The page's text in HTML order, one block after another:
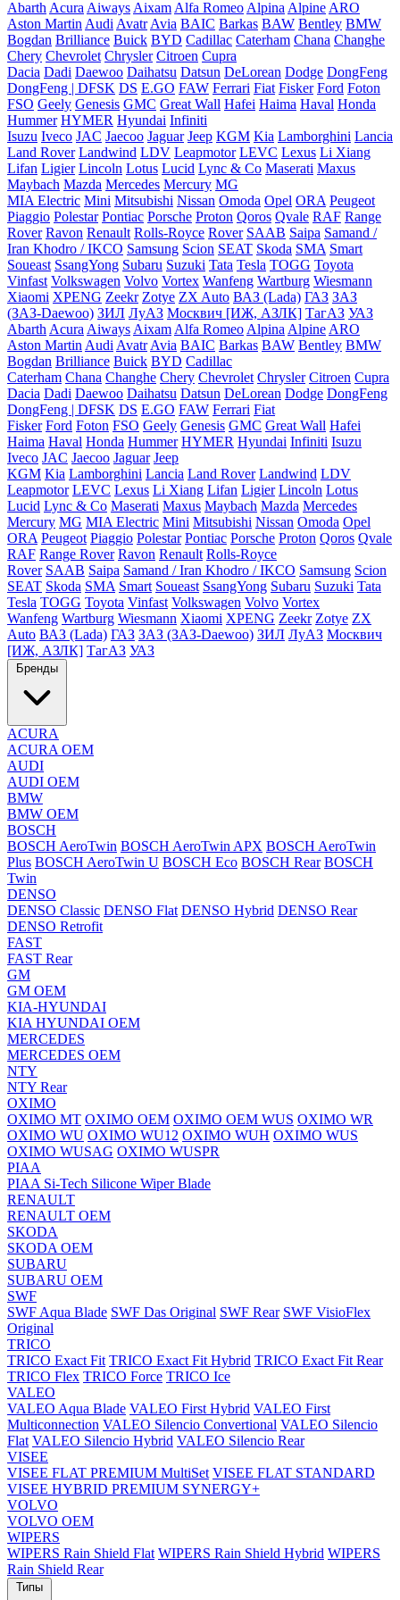
Abarth Acura Aiways Aixam Alfa Romeo Alpina Alpine ARO
Aston Martin Audi Avatr Avia BAIC Barkas BAW Bentley BMW
Bogdan Brilliance Buick BYD Cadillac Caterham Chana Changhe
Chery Chevrolet Chrysler Citroen Cupra
Dacia Dadi Daewoo Daihatsu Datsun DeLorean Dodge DongFeng
DongFeng | DFSK DS E.GO FAW Ferrari Fiat Fisker Ford Foton
FSO Geely Genesis GMC Great Wall Hafei Haima Haval Honda
Hummer HYMER Hyundai Infiniti
Isuzu Iveco JAC Jaecoo Jaguar Jeep KGM Kia Lamborghini Lancia
Land Rover Landwind LDV Leapmotor LEVC Lexus Li Xiang
Lifan Ligier Lincoln Lotus Lucid Lync & Co Maserati Maxus
Maybach Mazda Mercedes Mercury MG
MIA Electric Mini Mitsubishi Nissan Omoda Opel ORA Peugeot
Piaggio Polestar Pontiac Porsche Proton Qoros Qvale RAF Range
Rover Ravon Renault Rolls-Royce Rover SAAB Saipa Samand /
Iran Khodro / IKCO Samsung Scion SEAT Skoda SMA Smart
Soueast SsangYong Subaru Suzuki Tata Tesla TOGG Toyota
Vinfast Volkswagen Volvo Vortex Wanfeng Wartburg Wiesmann
Xiaomi XPENG Zeekr Zotye ZX Auto ВАЗ (Lada) ГАЗ ЗАЗ
(ЗАЗ-Daewoo) ЗИЛ ЛуАЗ Москвич [ИЖ, АЗЛК] ТагАЗ УАЗ
Abarth Acura Aiways Aixam Alfa Romeo Alpina Alpine ARO
Aston Martin Audi Avatr Avia BAIC Barkas BAW Bentley BMW
Bogdan Brilliance Buick BYD Cadillac
Caterham Chana Changhe Chery Chevrolet Chrysler Citroen Cupra
Dacia Dadi Daewoo Daihatsu Datsun DeLorean Dodge DongFeng
DongFeng | DFSK DS E.GO FAW Ferrari Fiat
Fisker Ford Foton FSO Geely Genesis GMC Great Wall Hafei
Haima Haval Honda Hummer HYMER Hyundai Infiniti Isuzu
Iveco JAC Jaecoo Jaguar Jeep
KGM Kia Lamborghini Lancia Land Rover Landwind LDV
Leapmotor LEVC Lexus Li Xiang Lifan Ligier Lincoln Lotus
Lucid Lync & Co Maserati Maxus Maybach Mazda Mercedes
Mercury MG MIA Electric Mini Mitsubishi Nissan Omoda Opel
ORA Peugeot Piaggio Polestar Pontiac Porsche Proton Qoros Qvale
RAF Range Rover Ravon Renault Rolls-Royce
Rover SAAB Saipa Samand / Iran Khodro / IKCO Samsung Scion
SEAT Skoda SMA Smart Soueast SsangYong Subaru Suzuki Tata
Tesla TOGG Toyota Vinfast Volkswagen Volvo Vortex
Wanfeng Wartburg Wiesmann Xiaomi XPENG Zeekr Zotye ZX
Auto ВАЗ (Lada) ГАЗ ЗАЗ (ЗАЗ-Daewoo) ЗИЛ ЛуАЗ Москвич
[ИЖ, АЗЛК] ТагАЗ УАЗ
Бренды
ACURA
ACURA OEM
AUDI
AUDI OEM
BMW
BMW OEM
BOSCH
BOSCH AeroTwin BOSCH AeroTwin APX BOSCH AeroTwin
Plus BOSCH AeroTwin U BOSCH Eco BOSCH Rear BOSCH
Twin
DENSO
DENSO Classic DENSO Flat DENSO Hybrid DENSO Rear
DENSO Retrofit
FAST
FAST Rear
GM
GM OEM
KIA-HYUNDAI
KIA HYUNDAI OEM
MERCEDES
MERCEDES OEM
NTY
NTY Rear
OXIMO
OXIMO MT OXIMO OEM OXIMO OEM WUS OXIMO WR
OXIMO WU OXIMO WU12 OXIMO WUH OXIMO WUS
OXIMO WUSAG OXIMO WUSPR
PIAA
PIAA Si-Tech Silicone Wiper Blade
RENAULT
RENAULT OEM
SKODA
SKODA OEM
SUBARU
SUBARU OEM
SWF
SWF Aqua Blade SWF Das Original SWF Rear SWF VisioFlex
Original
TRICO
TRICO Exact Fit TRICO Exact Fit Hybrid TRICO Exact Fit Rear
TRICO Flex TRICO Force TRICO Ice
VALEO
VALEO Aqua Blade VALEO First Hybrid VALEO First
Multiconnection VALEO Silencio Convertional VALEO Silencio
Flat VALEO Silencio Hybrid VALEO Silencio Rear
VISEE
VISEE FLAT PREMIUM MultiSet VISEE FLAT STANDARD
VISEE HYBRID PREMIUM SYNERGY+
VOLVO
VOLVO OEM
WIPERS
WIPERS Rain Shield Flat WIPERS Rain Shield Hybrid WIPERS
Rain Shield Rear
Типы